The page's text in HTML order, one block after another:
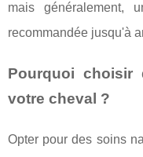
mais généralement,
recommandée jusqu'à
Pourquoi choisir
votre cheval ?
Opter pour des soins